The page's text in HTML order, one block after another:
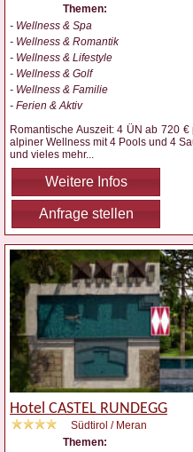
Themen:
- Wellness & Spa
- Wellness & Romantik
- Wellness & Lifestyle
- Wellness & Golf
- Wellness & Familie
- Ferien & Aktiv
Romantische Auszeit: 4 ÜN ab 720
alpiner Wellness mit 4 Pools und 4
und vieles mehr...
Weitere Infos
Anfrage stellen
Hotel CASTEL RUNDEGG
Südtirol / Meran
Themen: